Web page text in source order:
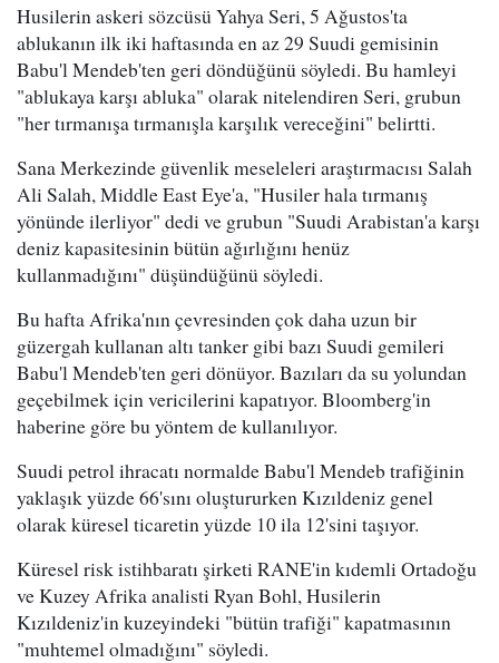
Husilerin askeri sözcüsü Yahya Seri, 5 Ağustos'ta
ablukanın ilk iki haftasında en az 29 Suudi gemisinin
Babu'l Mendeb'ten geri döndüğünü söyledi. Bu hamleyi
"ablukaya karşı abluka" olarak nitelendiren Seri, grubun
"her tırmanışa tırmanışla karşılık vereceğini" belirtti.
Sana Merkezinde güvenlik meseleleri araştırmacısı Salah
Ali Salah, Middle East Eye'a, "Husiler hala tırmanış
yönünde ilerliyor" dedi ve grubun "Suudi Arabistan'a karşı
deniz kapasitesinin bütün ağırlığını henüz
kullanmadığını" düşündüğünü söyledi.
Bu hafta Afrika'nın çevresinden çok daha uzun bir
güzergah kullanan altı tanker gibi bazı Suudi gemileri
Babu'l Mendeb'ten geri dönüyor. Bazıları da su yolundan
geçebilmek için vericilerini kapatıyor. Bloomberg'in
haberine göre bu yöntem de kullanılıyor.
Suudi petrol ihracatı normalde Babu'l Mendeb trafiğinin
yaklaşık yüzde 66'sını oluştururken Kızıldeniz genel
olarak küresel ticaretin yüzde 10 ila 12'sini taşıyor.
Küresel risk istihbaratı şirketi RANE'in kıdemli Ortadoğu
ve Kuzey Afrika analisti Ryan Bohl, Husilerin
Kızıldeniz'in kuzeyindeki "bütün trafiği" kapatmasının
"muhtemel olmadığını" söyledi.